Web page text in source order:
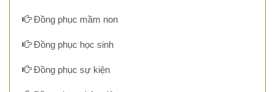
Đồng phục mầm non
Đồng phục học sinh
Đồng phục sự kiện